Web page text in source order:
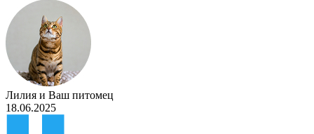
Лилия и Ваш питомец
18.06.2025